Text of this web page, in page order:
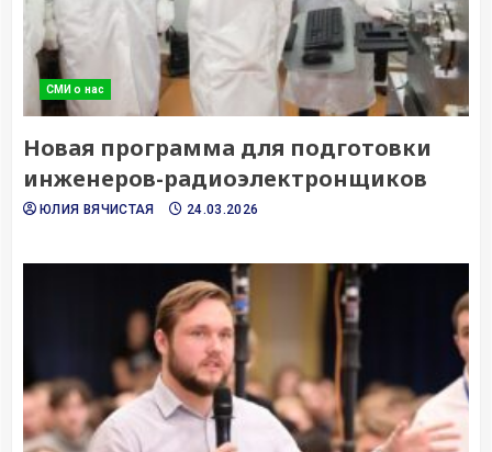
СМИ о нас
Новая программа для подготовки
инженеров-радиоэлектронщиков
ЮЛИЯ ВЯЧИСТАЯ 24.03.2026